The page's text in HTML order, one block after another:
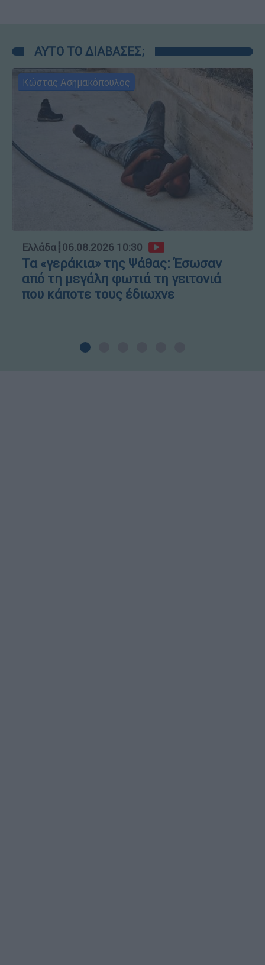
ΑΥΤΟ ΤΟ ΔΙΑΒΑΣΕΣ;
Κώστας Ασημακόπουλος
Ελλάδα┋06.08.2026 10:30
Τα «γεράκια» της Ψάθας: Έσωσαν
από τη μεγάλη φωτιά τη γειτονιά
που κάποτε τους έδιωχνε